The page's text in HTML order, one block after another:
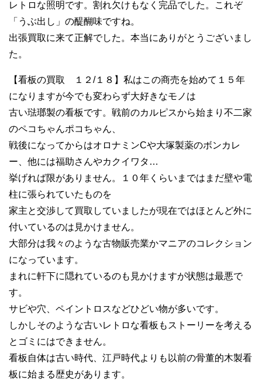
レトロな照明です。割れ欠けもなく完品でした。これぞ
「うぶ出し」の醍醐味ですね。
出張買取に来て正解でした。本当にありがとうございまし
た。
【看板の買取 １２/１８】私はこの商売を始めて１５年
になりますが今でも変わらず大好きなモノは
古い琺瑯製の看板です。戦前のカルピスから始まり不二家
のペコちゃんポコちゃん、
戦後になってからはオロナミンCや大塚製薬のボンカレ
ー、他には福助さんやカクイワタ…
挙げれば限がありません。１０年くらいまではまだ壁や電
柱に張られていたものを
家主と交渉して買取していましたが現在ではほとんど外に
付いているのは見かけません。
大部分は我々のような古物販売業かマニアのコレクション
になっています。
まれに軒下に隠れているのも見かけますが状態は最悪で
す。
サビや穴、ペイントロスなどひどい物が多いです。
しかしそのような古いレトロな看板もストーリーを考える
とゴミにはできません。
看板自体は古い時代、江戸時代よりも以前の骨董的木製看
板に始まる歴史があります。